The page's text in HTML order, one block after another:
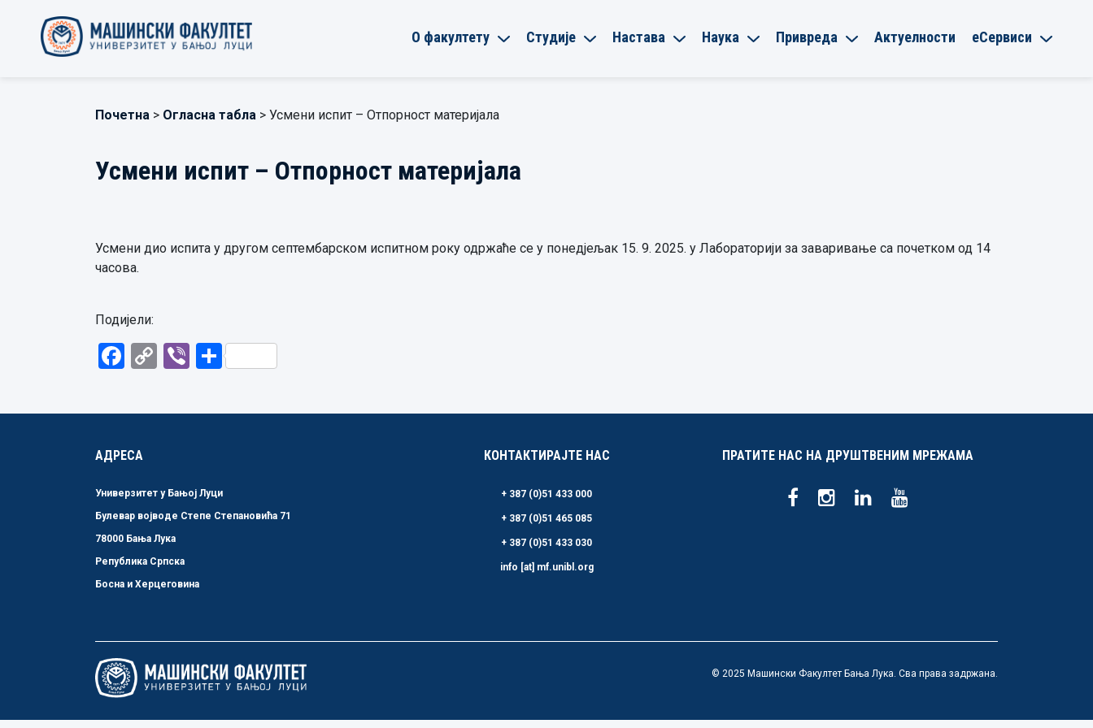
О факултету Студије Настава Наука Привреда Актуелности еСервиси
Почетна > Огласна табла > Усмени испит – Отпорност материјала
Усмени испит – Отпорност материјала
Усмени дио испита у другом септембарском испитном року одржаће се у понедјељак 15. 9. 2025. у Лабораторији за заваривање са почетком од 14
часова.
Подијели:
Facebook
CopyViberShare
АДРЕСА
Универзитет у Бањој Луци
Булевар војводе Степе Степановића 71
78000 Бања Лука
Република Српска
Босна и Херцеговина
КОНТАКТИРАЈТЕ НАС
+ 387 (0)51 433 000
+ 387 (0)51 465 085
+ 387 (0)51 433 030
info [at] mf.unibl.org
ПРАТИТЕ НАС НА ДРУШТВЕНИМ МРЕЖАМА
© 2025 Машински Факултет Бања Лука. Сва права задржана.